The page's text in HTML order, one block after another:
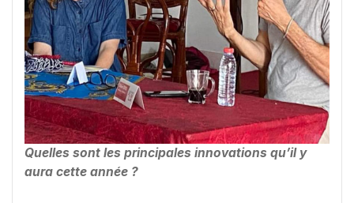
Quelles sont les principales innovations qu’il y
aura cette année ?